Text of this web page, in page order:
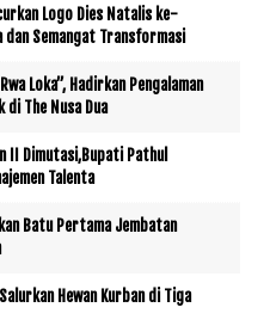
Logo Dies Natalis ke-
dan Semangat Transformasi
Loka”, Hadirkan Pengalaman
The Nusa Dua
II Dimutasi,Bupati Pathul
Talenta
Batu Pertama Jembatan
Hewan Kurban di Tiga